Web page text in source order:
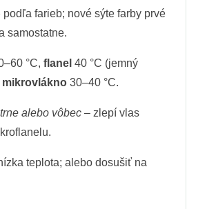
podľa farieb; nové sýte farby prvé
samostatne.
°C, flanel 40 °C (jemný
mikrovlákno 30–40 °C.
alebo vôbec – zlepí vlas
teplota; alebo dosušiť na